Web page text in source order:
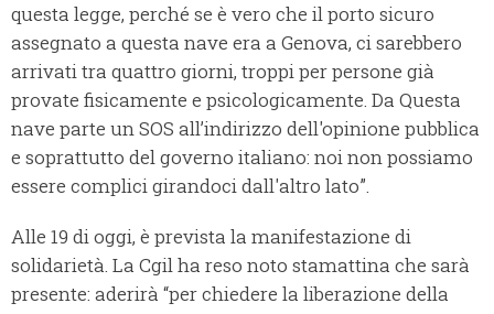
questa legge, perché se è vero che il porto sicuro
assegnato a questa nave era a Genova, ci sarebbero
arrivati tra quattro giorni, troppi per persone già
provate fisicamente e psicologicamente. Da Questa
nave parte un SOS all’indirizzo dell'opinione pubblica
e soprattutto del governo italiano: noi non possiamo
essere complici girandoci dall'altro lato”.
Alle 19 di oggi, è prevista la manifestazione di
solidarietà. La Cgil ha reso noto stamattina che sarà
presente: aderirà “per chiedere la liberazione della